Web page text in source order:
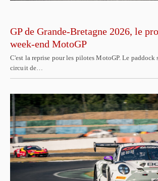
GP de Grande-Bretagne 2026, le
week-end MotoGP
C'est la reprise pour les pilotes MotoGP. Le paddock
circuit de…